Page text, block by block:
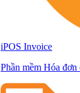
iPOS Invoice
Phần mềm Hóa đơn